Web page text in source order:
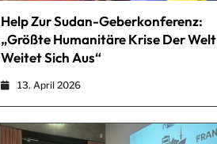
Help Zur Sudan-Geberkonferenz:
„Größte Humanitäre Krise Der Welt
Weitet Sich Aus“
13. April 2026